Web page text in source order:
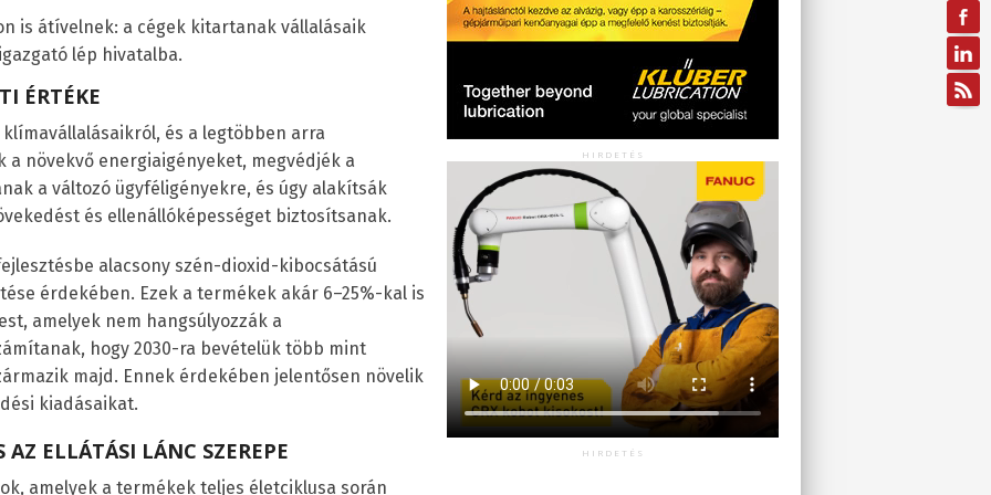
is átívelnek: a cégek kitartanak vállalásaik
lép hivatalba.
ÉRTÉKE
és a legtöbben arra
növekvő energiaigényeket, megvédjék a
a változó ügyféligényekre, és úgy alakítsák
és ellenállóképességet biztosítsanak.
alacsony szén-dioxid-kibocsátású
érdekében. Ezek a termékek akár 6–25%-kal is
amelyek nem hangsúlyozzák a
hogy 2030-ra bevételük több mint
majd. Ennek érdekében jelentősen növelik
kiadásaikat.
AZ ELLÁTÁSI LÁNC SZEREPE
amelyek a termékek teljes életciklusa során
HIRDETÉS
HIRDETÉS